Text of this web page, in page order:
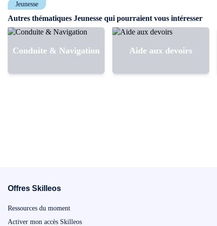
Jeunesse
Autres thématiques Jeunesse qui pourraient vous intéresser
Conduite & Navigation Aide aux devoirs
Offres Skilleos
Ressources du moment
Activer mon accès Skilleos